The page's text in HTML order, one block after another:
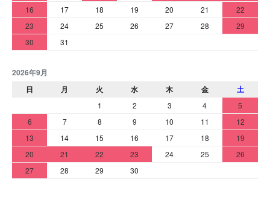
16
17 18 19 20 21
22
23
24 25 26 27 28
29
30
31
2026年9月
日
月 火 水 木 金 土
1 2 3 4
5
6
7 8 9 10 11
12
13
14 15 16 17 18
19
20
21 22 23 24 25
26
27
28 29 30